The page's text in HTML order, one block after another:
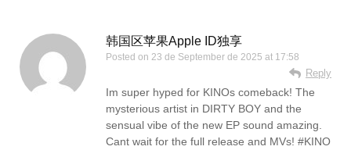
韩国区苹果Apple ID独享
Posted on 23 de September de 2025 at 17:58
Reply
Im super hyped for KINOs comeback! The
mysterious artist in DIRTY BOY and the
sensual vibe of the new EP sound amazing.
Cant wait for the full release and MVs! #KINO